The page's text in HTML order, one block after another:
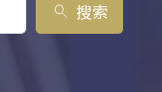
search 搜索